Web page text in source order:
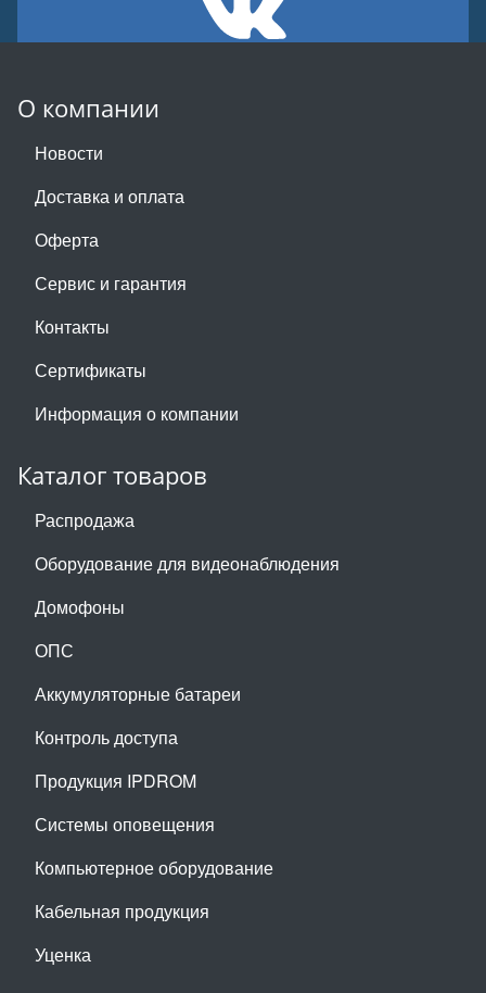
О компании
Новости
Доставка и оплата
Оферта
Сервис и гарантия
Контакты
Сертификаты
Информация о компании
Каталог товаров
Распродажа
Оборудование для видеонаблюдения
Домофоны
ОПС
Аккумуляторные батареи
Контроль доступа
Продукция IPDROM
Системы оповещения
Компьютерное оборудование
Кабельная продукция
Уценка